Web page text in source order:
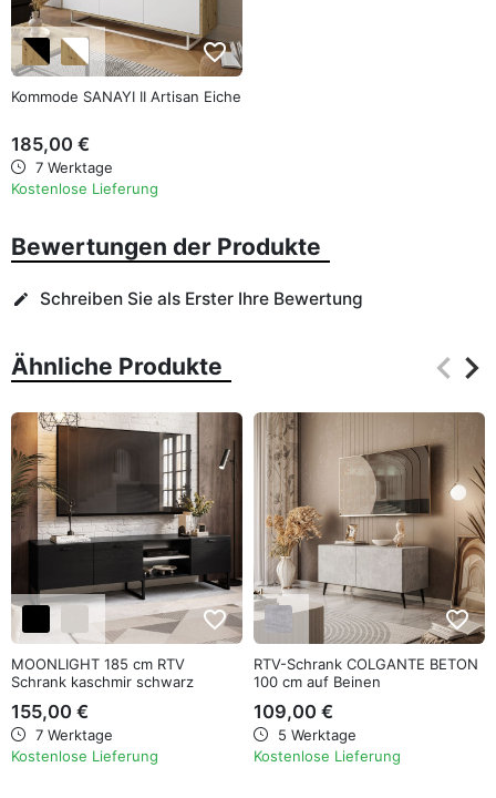
favorite_border
Kommode SANAYI II Artisan Eiche
185,00 €
7 Werktage
Kostenlose Lieferung
Bewertungen der Produkte
edit Schreiben Sie als Erster Ihre Bewertung
Ähnliche Produkte keyboard_arrow_left
keyboard_arrow_right
favorite_border
MOONLIGHT 185 cm RTV
Schrank kaschmir schwarz
155,00 €
7 Werktage
Kostenlose Lieferung
favorite_border
RTV-Schrank COLGANTE BETON
100 cm auf Beinen
109,00 €
5 Werktage
Kostenlose Lieferung